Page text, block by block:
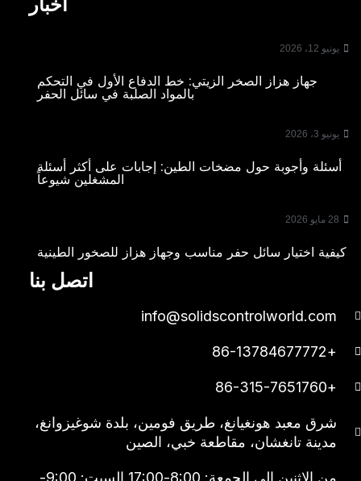
يونيو 12، 2026
جهاز هزاز الصخر الزيتي: خط الدفاع الأول في التحكم
بالمواد الصلبة في سائل الحفر
يونيو 3، 2026
أسئلة وأجوبة حول مضخات الطين: إجابات على أكثر أسئلة
المشغلين شيوعاً
28 مايو 2026
كيفية اختيار سائل حفر مناسب وجهاز هزاز للصخور الطينية
اتصل بنا
info@solidscontrolworld.com
+86-13784677772
+86-315-7651760
شرق معبد هونغيانغ، طريق فومين، بلدة شوغيزوانغ،
مدينة تانغشان، مقاطعة خبي، الصين
من الإثنين إلى الجمعة: 8:00-17:00 السبت: 9:00-